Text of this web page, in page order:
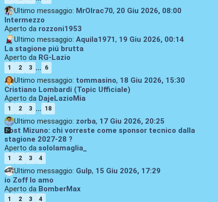
Ultimo messaggio: MrOlrac70, 20 Giu 2026, 08:00
Intermezzo
Aperto da rozzoni1953
Ultimo messaggio: Aquila1971 , 19 Giu 2026, 00:14
La stagione piú brutta
Aperto da RG-Lazio
1 2 3 ... 6
Ultimo messaggio: tommasino, 18 Giu 2026, 15:30
Cristiano Lombardi (Topic Ufficiale)
Aperto da DajeLazioMia
1 2 3 ... 18
Ultimo messaggio: zorba, 17 Giu 2026, 20:25
Post Mizuno: chi vorreste come sponsor tecnico dalla
stagione 2027-28 ?
Aperto da sololamaglia_
1 2 3 4
Ultimo messaggio: Gulp, 15 Giu 2026, 17:29
io Zoff lo amo
Aperto da BomberMax
1 2 3 4